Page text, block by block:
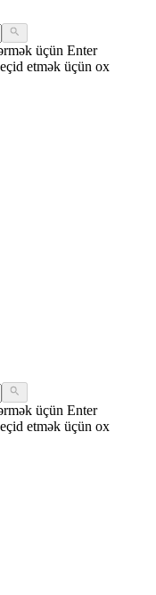
üçün Enter
etmək üçün ox
üçün Enter
etmək üçün ox